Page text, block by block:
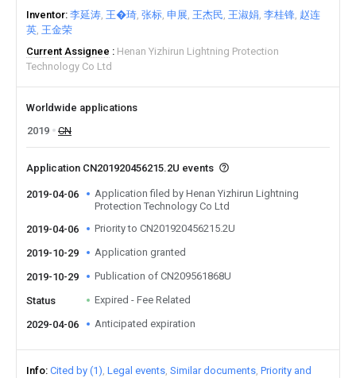
Inventor 李延涛 王�琦 张标 申展 王杰民 王淑娟 李桂锋 赵连
英 王金荣
Current Assignee
Henan Yizhirun Lightning Protection
Technology Co Ltd
Worldwide applications
2019
CN
Application CN201920456215.2U events
2019-04-06
Application filed by Henan Yizhirun Lightning
Protection Technology Co Ltd
2019-04-06
Priority to CN201920456215.2U
2019-10-29 Application granted
2019-10-29 Publication of CN209561868U
Status Expired - Fee Related
2029-04-06 Anticipated expiration
Info Cited by (1) Legal events Similar documents Priority and